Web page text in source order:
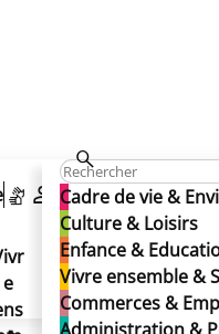
Cadre de vie &
Culture & Loisirs
Enfance &
Vivre ensemble &
Commerces &
Mon espace
e
Co
mm
Ad
mini
stra
par le label Eco-
le
le label